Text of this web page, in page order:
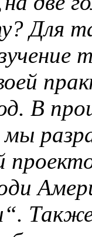
Для
В
мы